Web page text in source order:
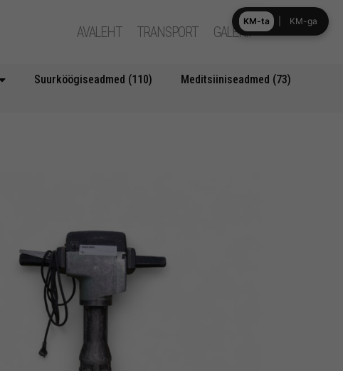
AVALEHT TRANSPORT GALERII
Suurköögiseadmed (110)
Meditsiiniseadmed (73)
KM-ta KM-ga